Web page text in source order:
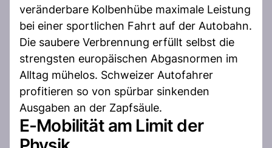
veränderbare Kolbenhübe maximale Leistung
bei einer sportlichen Fahrt auf der Autobahn.
Die saubere Verbrennung erfüllt selbst die
strengsten europäischen Abgasnormen im
Alltag mühelos. Schweizer Autofahrer
profitieren so von spürbar sinkenden
Ausgaben an der Zapfsäule.
E-Mobilität am Limit der